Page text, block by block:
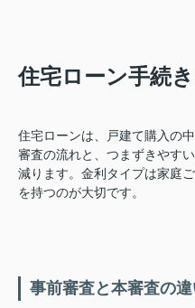
住宅ローン手続
住宅ローンは、戸建て購入の
審査の流れと、つまずきやす
減ります。金利タイプは家庭
を持つのが大切です。
事前審査と本審査の